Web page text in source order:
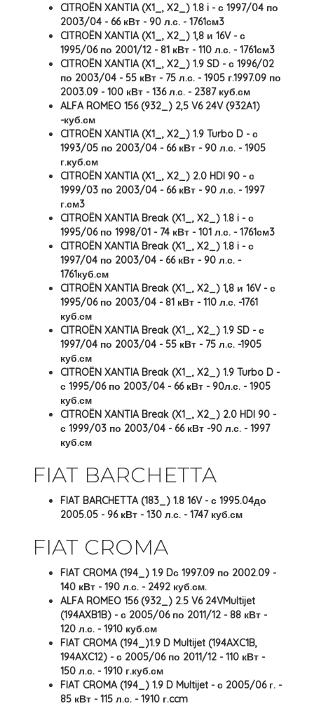
CITROËN XANTIA (X1_, X2_) 1.8 i - с 1997/04 по
2003/04 - 66 кВт - 90 л.с. - 1761см3
CITROËN XANTIA (X1_, X2_) 1,8 и 16V - с
1995/06 по 2001/12 - 81 кВт - 110 л.с. - 1761см3
CITROËN XANTIA (X1_, X2_) 1.9 SD - с 1996/02
по 2003/04 - 55 кВт - 75 л.с. - 1905 г.1997.09 по
2003.09 - 100 кВт - 136 л.с. - 2387 куб.см
ALFA ROMEO 156 (932_) 2,5 V6 24V (932A1)
-куб.см
CITROËN XANTIA (X1_, X2_) 1.9 Turbo D - с
1993/05 по 2003/04 - 66 кВт - 90 л.с. - 1905
г.куб.см
CITROËN XANTIA (X1_, X2_) 2.0 HDI 90 - с
1999/03 по 2003/04 - 66 кВт - 90 л.с. - 1997
г.см3
CITROËN XANTIA Break (X1_, X2_) 1.8 i - с
1995/06 по 1998/01 - 74 кВт - 101 л.с. - 1761см3
CITROËN XANTIA Break (X1_, X2_) 1.8 i - с
1997/04 по 2003/04 - 66 кВт - 90 л.с. -
1761куб.см
CITROËN XANTIA Break (X1_, X2_) 1,8 и 16V - с
1995/06 по 2003/04 - 81 кВт - 110 л.с. -1761
куб.см
CITROËN XANTIA Break (X1_, X2_) 1.9 SD - с
1997/04 по 2003/04 - 55 кВт - 75 л.с. -1905
куб.см
CITROËN XANTIA Break (X1_, X2_) 1.9 Turbo D -
с 1995/06 по 2003/04 - 66 кВт - 90л.с. - 1905
куб.см
CITROËN XANTIA Break (X1_, X2_) 2.0 HDI 90 -
с 1999/03 по 2003/04 - 66 кВт -90 л.с. - 1997
куб.см
FIAT BARCHETTA
FIAT BARCHETTA (183_) 1.8 16V - с 1995.04до
2005.05 - 96 кВт - 130 л.с. - 1747 куб.см
FIAT CROMA
FIAT CROMA (194_) 1.9 Dс 1997.09 по 2002.09 -
140 кВт - 190 л.с. - 2492 куб.см.
ALFA ROMEO 156 (932_) 2.5 V6 24VMultijet
(194AXB1B) - с 2005/06 по 2011/12 - 88 кВт -
120 л.с. - 1910 куб.см
FIAT CROMA (194_)1.9 D Multijet (194AXC1B,
194AXC12) - с 2005/06 по 2011/12 - 110 кВт -
150 л.с. - 1910 г.куб.см
FIAT CROMA (194_) 1.9 D Multijet - с 2005/06 г. -
85 кВт - 115 л.с. - 1910 г.ccm